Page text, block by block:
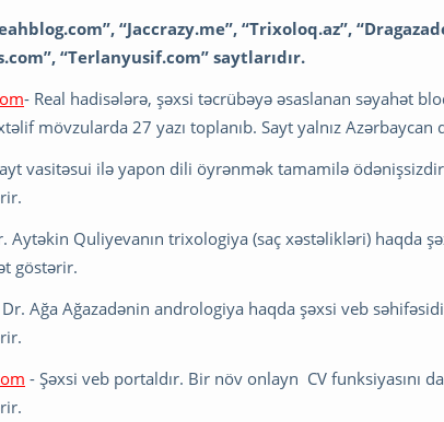
“Jaccrazy.me”, “Trixoloq.az”,
“Terlanyusif.com” saytlarıdır.
- Real hadisələrə, şəxsi təcrübəyə əsaslanan səyahət
mövzularda 27 yazı toplanıb. Sayt yalnız
vasitəsui ilə yapon dili öyrənmək tamamilə
Aytəkin Quliyevanın trixologiya (saç xəstəlikləri) haqda
göstərir.
Dr. Ağa Ağazadənin andrologiya haqda şəxsi veb
- Şəxsi veb portaldır. Bir növ onlayn CV funksiyasını